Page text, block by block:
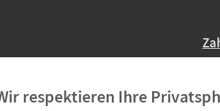
respektieren Ihre